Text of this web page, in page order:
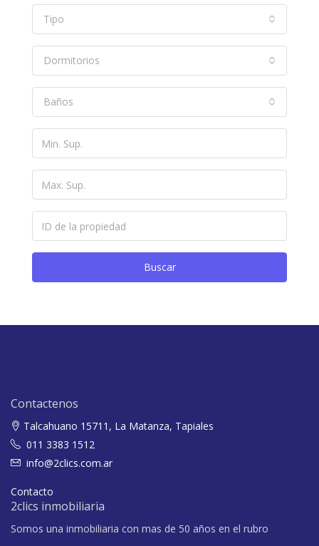
Tipo
Dormitorios
Baños
Buscar
Contactenos
Talcahuano 15711, La Matanza, Tapiales
011 3383 1512
info@2clics.com.ar
Contacto
2clics inmobiliaria
Somos una inmobiliaria con mas de 50 años en el rubro